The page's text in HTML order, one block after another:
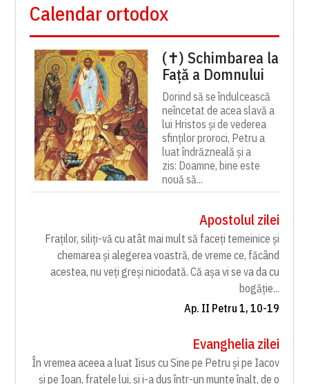
Calendar ortodox
(✝) Schimbarea la
Față a Domnului
Dorind să se îndulcească
neîncetat de acea slavă a
lui Hristos și de vederea
sfinților proroci, Petru a
luat îndrăzneală și a
zis: Doamne, bine este
nouă să...
Apostolul zilei
Fraților, siliți-vă cu atât mai mult să faceți temeinice și
chemarea și alegerea voastră, de vreme ce, făcând
acestea, nu veți greși niciodată. Că așa vi se va da cu
bogăție...
Ap. II Petru 1, 10-19
Evanghelia zilei
În vremea aceea a luat Iisus cu Sine pe Petru și pe Iacov
și pe Ioan, fratele lui, și i-a dus într-un munte înalt, de o